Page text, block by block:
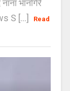
भानगिरे
S [...]
Read